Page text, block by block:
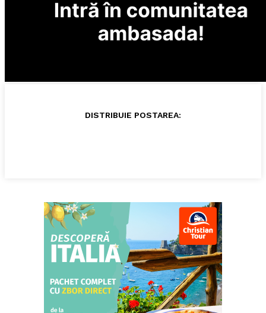
DISTRIBUIE POSTAREA: